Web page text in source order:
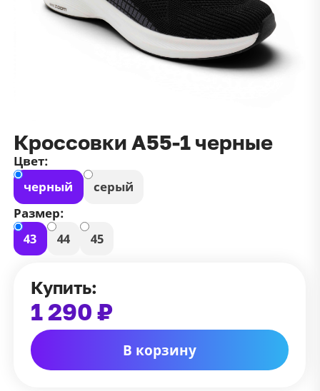
Кроссовки А55-1 черные
Цвет:
черный
серый
Размер:
43
44 45
Купить:
1 290 ₽
В корзину
данныхи публичной оффертой
Зарегистрироваться
42